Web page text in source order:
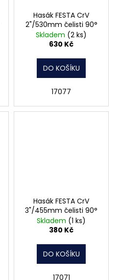
Hasák FESTA CrV
2"/530mm čelisti 90°
Skladem (2 ks)
630 Kč
DO KOŠÍKU
17077
Hasák FESTA CrV
3"/455mm čelisti 90°
Skladem (1 ks)
380 Kč
DO KOŠÍKU
17071